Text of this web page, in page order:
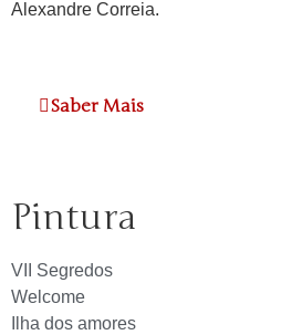
Alexandre Correia.
Saber Mais
Pintura
VII Segredos
Welcome
Ilha dos amores